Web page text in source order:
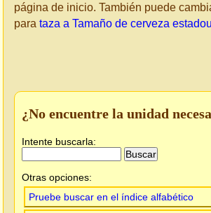
página de inicio. También puede
para taza a Tamaño de cerveza
¿No encuentre la unidad
Intente buscarla:
Otras opciones:
Pruebe buscar en el índice alfabético